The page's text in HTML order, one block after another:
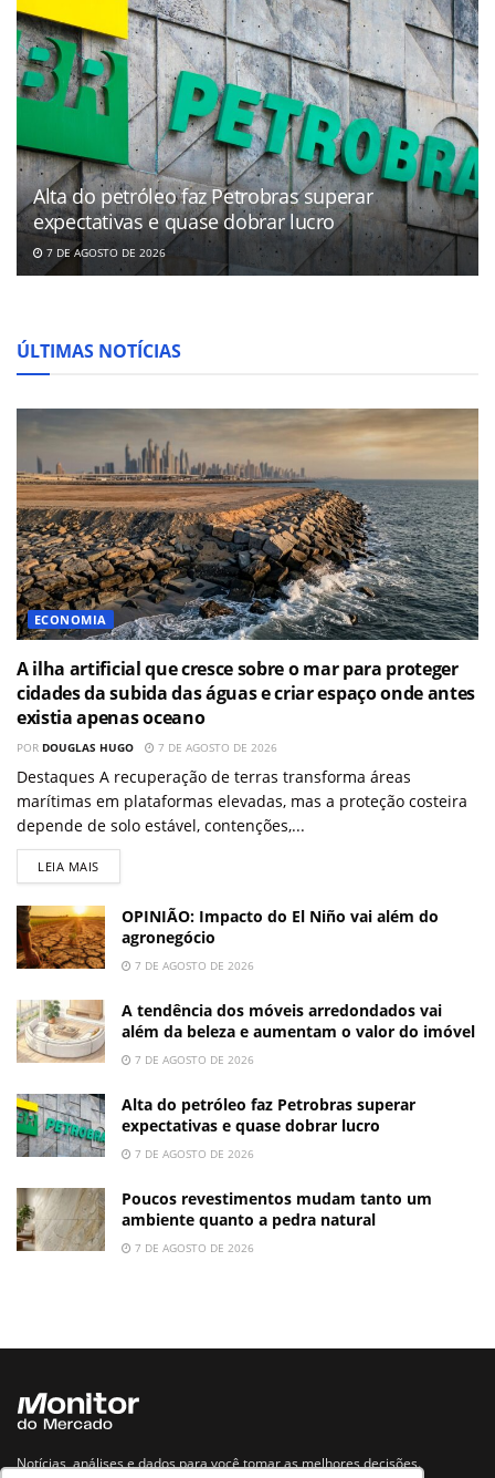
Alta do petróleo faz Petrobras superar
expectativas e quase dobrar lucro
7 DE AGOSTO DE 2026
ÚLTIMAS NOTÍCIAS
ECONOMIA
A ilha artificial que cresce sobre o mar para proteger
cidades da subida das águas e criar espaço onde antes
existia apenas oceano
POR DOUGLAS HUGO 7 DE AGOSTO DE 2026
Destaques A recuperação de terras transforma áreas
marítimas em plataformas elevadas, mas a proteção costeira
depende de solo estável, contenções,...
LEIA MAIS
OPINIÃO: Impacto do El Niño vai além do
agronegócio
7 DE AGOSTO DE 2026
A tendência dos móveis arredondados vai
além da beleza e aumentam o valor do imóvel
7 DE AGOSTO DE 2026
Alta do petróleo faz Petrobras superar
expectativas e quase dobrar lucro
7 DE AGOSTO DE 2026
Poucos revestimentos mudam tanto um
ambiente quanto a pedra natural
7 DE AGOSTO DE 2026
Notícias, análises e dados para você tomar as melhores decisões.